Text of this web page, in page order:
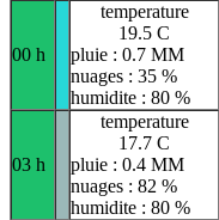
00 h
temperature
19.5 C
pluie : 0.7 MM
nuages : 35 %
humidite : 80 %
03 h
temperature
17.7 C
pluie : 0.4 MM
nuages : 82 %
humidite : 80 %